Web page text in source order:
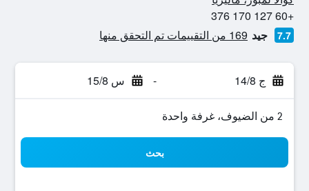
+60 127 170 376
7.7 جيد 169 من التقييمات تم التحقق منها
ج 14/8 - س 15/8
2 من الضيوف، غرفة واحدة
بحث